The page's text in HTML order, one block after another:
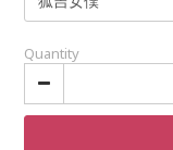
Quantity